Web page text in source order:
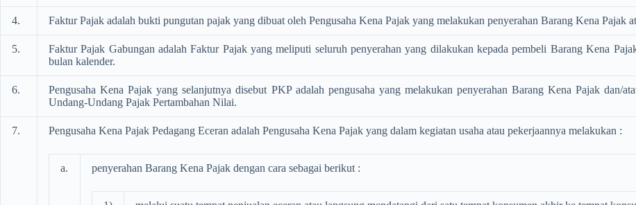
4. Faktur Pajak adalah bukti pungutan pajak yang dibuat oleh Pengusaha Kena Pajak yang melakukan penyerahan Barang Kena Pajak
5.
Faktur Pajak Gabungan adalah Faktur Pajak yang meliputi seluruh penyerahan yang dilakukan kepada pembeli Barang Kena
bulan kalender.
6.
Pengusaha Kena Pajak yang selanjutnya disebut PKP adalah pengusaha yang melakukan penyerahan Barang Kena Pajak dan/
Undang-Undang Pajak Pertambahan Nilai.
7. Pengusaha Kena Pajak Pedagang Eceran adalah Pengusaha Kena Pajak yang dalam kegiatan usaha atau pekerjaannya melakukan :
a. penyerahan Barang Kena Pajak dengan cara sebagai berikut :